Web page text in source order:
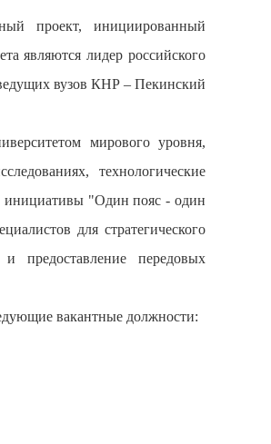
проект, инициированный
являются лидер российского
вузов КНР – Пекинский
мирового уровня,
технологические
инициативы "Один пояс - один
для стратегического
предоставление передовых
вакантные должности: